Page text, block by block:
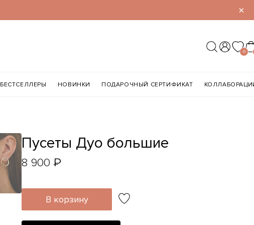
×
0
БЕСТСЕЛЛЕРЫ НОВИНКИ ПОДАРОЧНЫЙ СЕРТИФИКАТ
Пусеты Дуо большие
8 900 ₽
В корзину